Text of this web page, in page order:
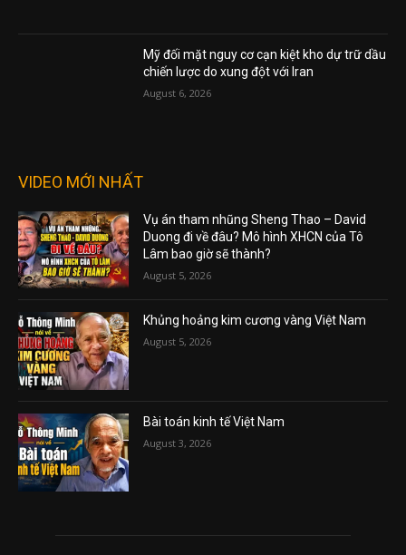
Mỹ đối mặt nguy cơ cạn kiệt kho dự trữ dầu
chiến lược do xung đột với Iran
August 6, 2026
VIDEO MỚI NHẤT
Vụ án tham nhũng Sheng Thao – David
Duong đi về đâu? Mô hình XHCN của Tô
Lâm bao giờ sẽ thành?
August 5, 2026
Khủng hoảng kim cương vàng Việt Nam
August 5, 2026
Bài toán kinh tế Việt Nam
August 3, 2026